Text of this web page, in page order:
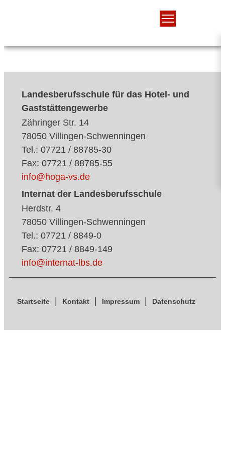
Landesberufsschule für das Hotel- und
Gaststättengewerbe
Zähringer Str. 14
78050 Villingen-Schwenningen
Tel.: 07721 / 88785-30
Fax: 07721 / 88785-55
info@hoga-vs.de
Internat der Landesberufsschule
Herdstr. 4
78050 Villingen-Schwenningen
Tel.: 07721 / 8849-0
Fax: 07721 / 8849-149
info@internat-lbs.de
Startseite Kontakt Impressum Datenschutz